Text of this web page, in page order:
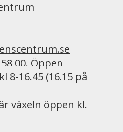
00. Öppen
8-16.45 (16.15 på
växeln öppen kl.